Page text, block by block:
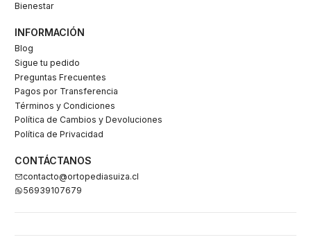
Bienestar
INFORMACIÓN
Blog
Sigue tu pedido
Preguntas Frecuentes
Pagos por Transferencia
Términos y Condiciones
Política de Cambios y Devoluciones
Política de Privacidad
CONTÁCTANOS
contacto@ortopediasuiza.cl
56939107679